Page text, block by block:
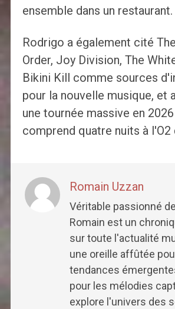
ensemble dans un restaurant.
Rodrigo a également cité
Order, Joy Division, The
Bikini Kill comme sources
pour la nouvelle musique, et
une tournée massive en
comprend quatre nuits à l'O2
Romain Uzzan
Véritable passionné
Romain est un
sur toute l'actualité
une oreille affûtée
tendances
pour les mélodies
explore l'univers des